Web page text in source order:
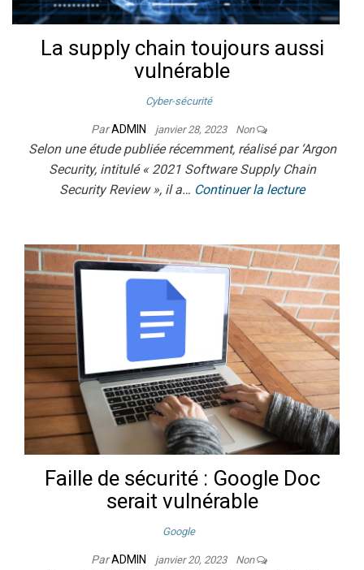
La supply chain toujours aussi
vulnérable
Cyber-sécurité
ParADMIN janvier 28, 2023 Non
Selon une étude publiée récemment, réalisé par ‘Argon
Security, intitulé « 2021 Software Supply Chain
Security Review », il a… Continuer la lecture
Faille de sécurité : Google Doc
serait vulnérable
Google
ParADMIN janvier 20, 2023 Non